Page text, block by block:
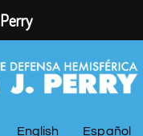
English Español